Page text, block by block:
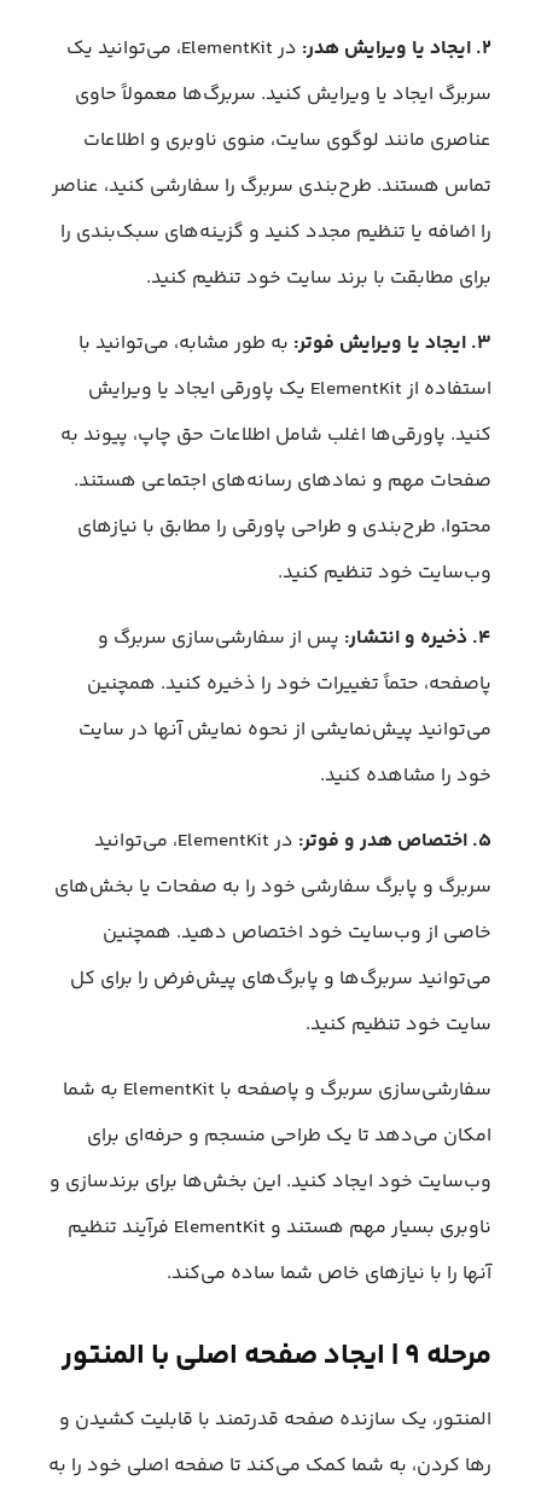
۲. ایجاد یا ویرایش هدر:
در ElementKit، می‌توانید یک
سربرگ ایجاد یا ویرایش کنید. سربرگ‌ها معمولاً حاوی
عناصری مانند لوگوی سایت، منوی ناوبری و اطلاعات
تماس هستند. طرح‌بندی سربرگ را سفارشی کنید، عناصر
را اضافه یا تنظیم مجدد کنید و گزینه‌های سبک‌بندی را
برای مطابقت با برند سایت خود تنظیم کنید.
۳. ایجاد یا ویرایش فوتر:
به طور مشابه، می‌توانید با
استفاده از ElementKit یک پاورقی ایجاد یا ویرایش
کنید. پاورقی‌ها اغلب شامل اطلاعات حق چاپ، پیوند به
صفحات مهم و نمادهای رسانه‌های اجتماعی هستند.
محتوا، طرح‌بندی و طراحی پاورقی را مطابق با نیازهای
وب‌سایت خود تنظیم کنید.
۴. ذخیره و انتشار:
پس از سفارشی‌سازی سربرگ و
پاصفحه، حتماً تغییرات خود را ذخیره کنید. همچنین
می‌توانید پیش‌نمایشی از نحوه نمایش آنها در سایت
خود را مشاهده کنید.
۵. اختصاص هدر و فوتر:
در ElementKit، می‌توانید
سربرگ و پابرگ سفارشی خود را به صفحات یا بخش‌های
خاصی از وب‌سایت خود اختصاص دهید. همچنین
می‌توانید سربرگ‌ها و پابرگ‌های پیش‌فرض را برای کل
سایت خود تنظیم کنید.
سفارشی‌سازی سربرگ و پاصفحه با ElementKit به شما
امکان می‌دهد تا یک طراحی منسجم و حرفه‌ای برای
وب‌سایت خود ایجاد کنید. این بخش‌ها برای برندسازی و
ناوبری بسیار مهم هستند و ElementKit فرآیند تنظیم
آنها را با نیازهای خاص شما ساده می‌کند.
مرحله ۹ | ایجاد صفحه اصلی با المنتور
المنتور، یک سازنده صفحه قدرتمند با قابلیت کشیدن و
رها کردن، به شما کمک می‌کند تا صفحه اصلی خود را به